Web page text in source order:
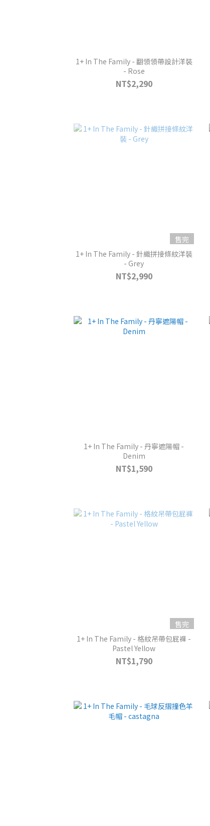
1+ In The Family - 翻領領帶設計洋裝
- Rose
NT$2,290
售完
1+ In The Family - 針織拼接條紋洋裝
- Grey
NT$2,990
1+ In The Family - 丹寧遮陽帽 -
Denim
NT$1,590
售完
1+ In The Family - 格紋吊帶包屁褲 -
Pastel Yellow
NT$1,790